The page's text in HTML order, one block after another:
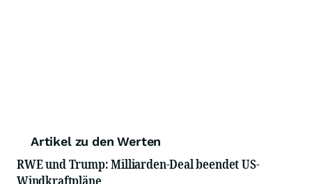
Artikel zu den Werten
RWE und Trump: Milliarden-Deal beendet US-